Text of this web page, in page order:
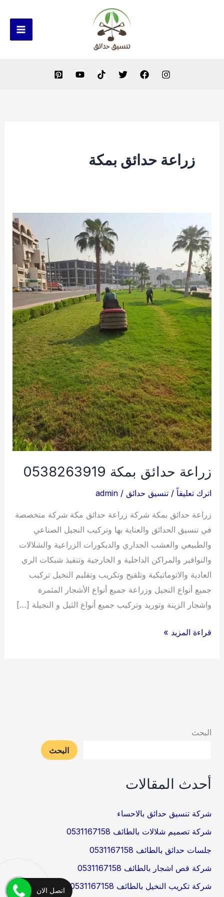
زراعة حدائق بمكة
زراعة حدائق بمكة 0538263919
اترك تعليقاً /تنسيق حدائق /
admin
زراعة حدائق بمكة شركة زراعة حدائق مكة شركة متخصصة
في تنسيق الحدائق والعناية بها وتركيب النجيل الصناعي
والطبيعي والعشب الجداري والديكورات الزراعية والشلالات
والنوافير والمراكن الداخلية و الخارجية وتنفيذ شبكات الري
العادية والاتوماتيكية وتلقيح وتكريب وتقليم النخيل تركيب
جميع أنواع النجيل وزراعة جميع أنواع الأشجار المثمرة
واشجار الزينة وتوريد وتركيب جميع أنواع الثيل و النجيلة […]
زراعة
قراءة المزيد »
البحث
البحث
أحدث المقالات
شركة تنسيق حدائق بالاحساء
شركة تصميم شلالات بالطائف 0531167158
جلسات حدائق بالطائف 0531167158
شركة قص اشجار بالطائف 0531167158
شركة تكريب النخيل بالطائف 0531167158
اتصل الان